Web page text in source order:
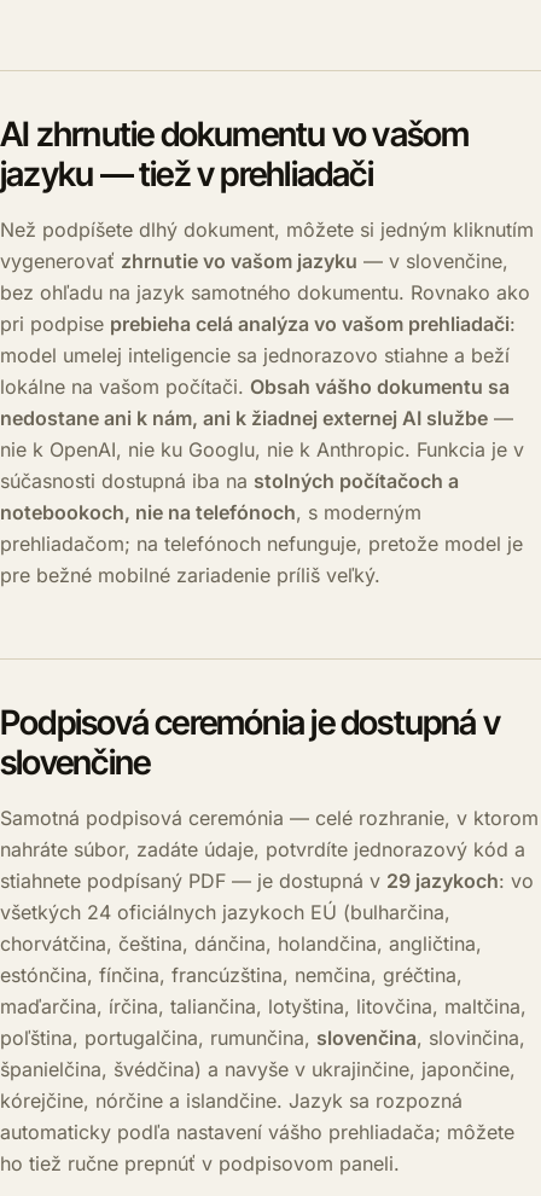
AI zhrnutie dokumentu vo vašom
jazyku — tiež v prehliadači
Než podpíšete dlhý dokument, môžete si jedným kliknutím
vygenerovať zhrnutie vo vašom jazyku — v slovenčine,
bez ohľadu na jazyk samotného dokumentu. Rovnako ako
pri podpise prebieha celá analýza vo vašom prehliadači:
model umelej inteligencie sa jednorazovo stiahne a beží
lokálne na vašom počítači. Obsah vášho dokumentu sa
nedostane ani k nám, ani k žiadnej externej AI službe —
nie k OpenAI, nie ku Googlu, nie k Anthropic. Funkcia je v
súčasnosti dostupná iba na stolných počítačoch a
notebookoch, nie na telefónoch, s moderným
prehliadačom; na telefónoch nefunguje, pretože model je
pre bežné mobilné zariadenie príliš veľký.
Podpisová ceremónia je dostupná v
slovenčine
Samotná podpisová ceremónia — celé rozhranie, v ktorom
nahráte súbor, zadáte údaje, potvrdíte jednorazový kód a
stiahnete podpísaný PDF — je dostupná v 29 jazykoch: vo
všetkých 24 oficiálnych jazykoch EÚ (bulharčina,
chorvátčina, čeština, dánčina, holandčina, angličtina,
estónčina, fínčina, francúzština, nemčina, gréčtina,
maďarčina, írčina, taliančina, lotyština, litovčina, maltčina,
poľština, portugalčina, rumunčina, slovenčina, slovinčina,
španielčina, švédčina) a navyše v ukrajinčine, japončine,
kórejčine, nórčine a islandčine. Jazyk sa rozpozná
automaticky podľa nastavení vášho prehliadača; môžete
ho tiež ručne prepnúť v podpisovom paneli.